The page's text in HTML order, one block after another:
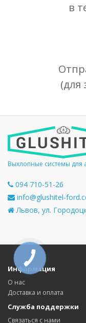
в
(для
Выхлопные системы
094 710-51-26
info@glushitel-
Львов, ул.
Информация
О нас
Доставка и оплата
Служба поддержки
Связаться с нами
КНОПКА
СВЯЗИ